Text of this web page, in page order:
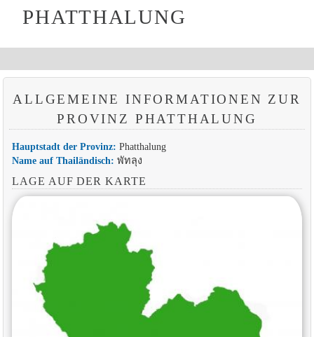
PHATTHALUNG
ALLGEMEINE INFORMATIONEN ZUR
PROVINZ PHATTHALUNG
Hauptstadt der Provinz: Phatthalung
Name auf Thailändisch: พัทลุง
LAGE AUF DER KARTE